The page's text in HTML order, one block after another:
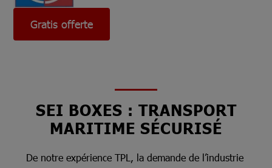
Gratis offerte
SEI BOXES : TRANSPORT
MARITIME SÉCURISÉ
De notre expérience TPL, la demande de l’industrie